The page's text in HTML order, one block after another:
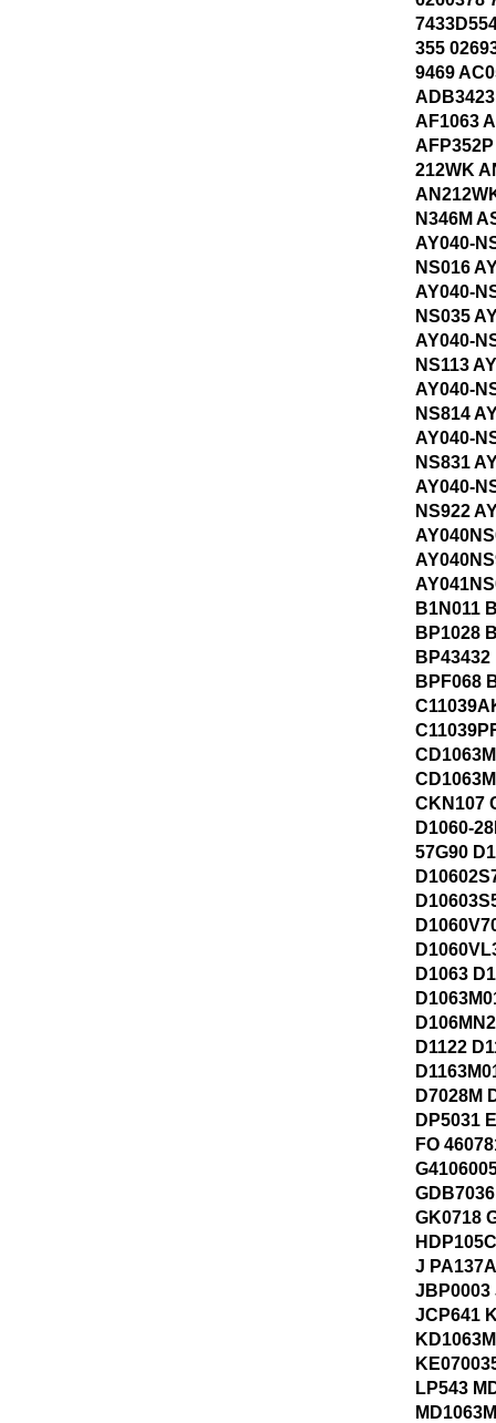
355
9469
AF1063
212WK
N346M
AY040-
NS016
AY040-
NS035
AY040-
NS113
AY040-
NS814
AY040-
NS831
AY040-
NS922
B1N011
BP1028
BPF068
CKN107
D1060-
57G90
D1063
D1122
D7028M
DP5031
FO
GK0718
J
JBP0003
JCP641
LP543